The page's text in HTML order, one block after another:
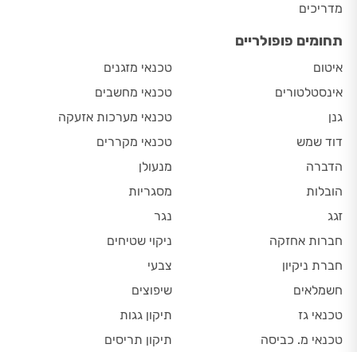
מדריכים
תחומים פופולריים
איטום
אינסטלטורים
גנן
דוד שמש
הדברה
הובלות
זגג
חברות אחזקה
חברת ניקיון
חשמלאים
טכנאי גז
טכנאי מ. כביסה
טכנאי מזגנים
טכנאי מחשבים
טכנאי מערכות אזעקה
טכנאי מקררים
מנעולן
מסגריות
נגר
ניקוי שטיחים
צבעי
שיפוצים
תיקון גגות
תיקון תריסים